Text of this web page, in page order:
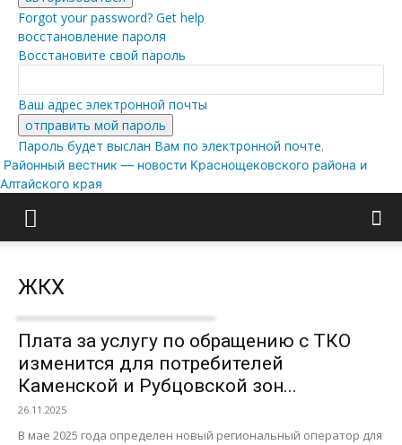
Forgot your password? Get help
восстановление пароля
Восстановите свой пароль
Ваш адрес электронной почты
Пароль будет выслан Вам по электронной почте.
Районный вестник — новости Краснощековского района и
Алтайского края
ЖКХ
Плата за услугу по обращению с ТКО
изменится для потребителей
Каменской и Рубцовской зон...
26.11.2025
В мае 2025 года определен новый региональный оператор для